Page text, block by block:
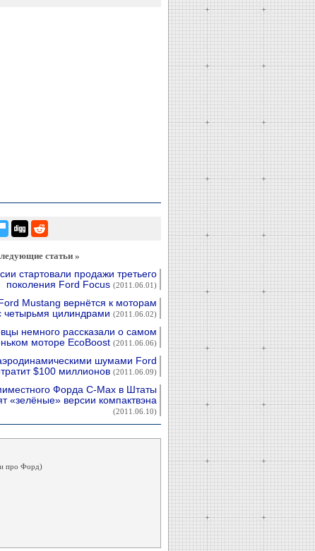
статьи »
стартовали продажи третьего
поколения Ford Focus (2011.06.01)
Mustang вернётся к моторам
четырьмя цилиндрами (2011.06.02)
немного рассказали о самом
моторе EcoBoost (2011.06.06)
шумами Ford
$100 миллионов (2011.06.09)
Форда C-Max в Штаты
«зелёные» версии компактвэна
(2011.06.10)
про Форд)